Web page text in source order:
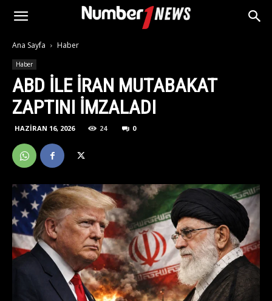
Ana Sayfa Haber
Haber
ABD İLE İRAN MUTABAKAT
ZAPTINI İMZALADI
HAZIRAN 16, 2026 24 0